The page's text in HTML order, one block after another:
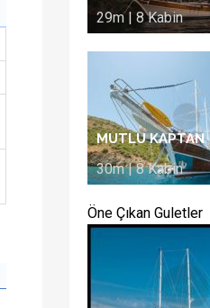
29m | 8 Kabin
MUTLU KAPTAN
30m | 8 Kabin
Öne Çıkan Guletler